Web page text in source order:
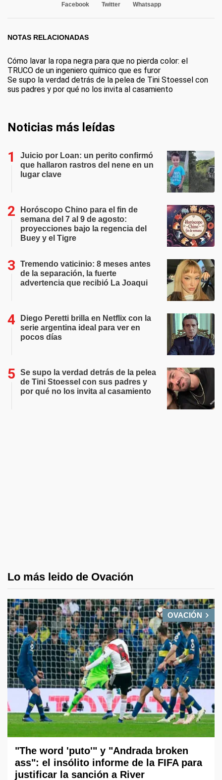
Facebook Twitter Whatsapp
NOTAS RELACIONADAS
Cómo lavar la ropa negra para que no pierda color: el
TRUCO de un ingeniero químico que es furor
Se supo la verdad detrás de la pelea de Tini Stoessel con
sus padres y por qué no los invita al casamiento
Noticias más leídas
Juicio por Loan: un perito confirmó
que hallaron rastros del nene en un
lugar clave
Horóscopo Chino para el fin de
semana del 7 al 9 de agosto:
proyecciones bajo la regencia del
Buey y el Tigre
Tremendo vaticinio: 8 meses antes
de la separación, la fuerte
advertencia que recibió La Joaqui
Diego Peretti brilla en Netflix con la
serie argentina ideal para ver en
pocos días
Se supo la verdad detrás de la pelea
de Tini Stoessel con sus padres y
por qué no los invita al casamiento
Lo más leido de Ovación
OVACIÓN
"The word 'puto'" y "Andrada broken
ass": el insólito informe de la FIFA para
justificar la sanción a River